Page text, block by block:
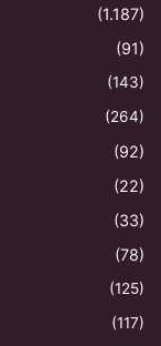
(1.187)
(91)
(143)
(264)
(92)
(22)
(33)
(78)
(125)
(117)